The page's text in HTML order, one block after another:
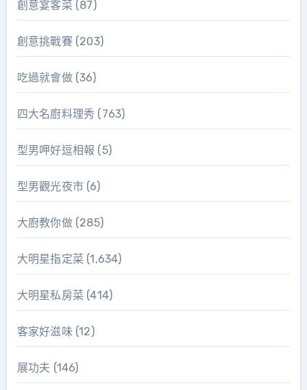
創意宴客菜 (87)
創意挑戰賽(203)
吃過就會做(36)
四大名廚料理秀 (763)
型男呷好逗相報 (5)
型男觀光夜市(6)
大廚教你做(285)
大明星指定菜 (1,634)
大明星私房菜 (414)
客家好滋味(12)
展功夫 (146)